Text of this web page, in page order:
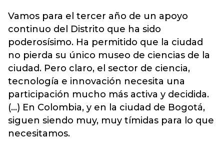
Vamos para el tercer año de un apoyo
continuo del Distrito que ha sido
poderosísimo. Ha permitido que la ciudad
no pierda su único museo de ciencias de la
ciudad. Pero claro, el sector de ciencia,
tecnología e innovación necesita una
participación mucho más activa y decidida.
(...) En Colombia, y en la ciudad de Bogotá,
siguen siendo muy, muy tímidas para lo que
necesitamos.